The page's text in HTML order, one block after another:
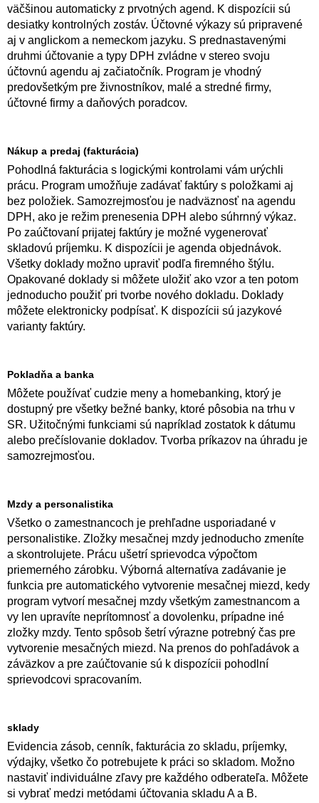
väčšinou automaticky z prvotných agend. K dispozícii sú
desiatky kontrolných zostáv. Účtovné výkazy sú pripravené
aj v anglickom a nemeckom jazyku. S prednastavenými
druhmi účtovanie a typy DPH zvládne v stereo svoju
účtovnú agendu aj začiatočník. Program je vhodný
predovšetkým pre živnostníkov, malé a stredné firmy,
účtovné firmy a daňových poradcov.
Nákup a predaj (fakturácia)
Pohodlná fakturácia s logickými kontrolami vám urýchli
prácu. Program umožňuje zadávať faktúry s položkami aj
bez položiek. Samozrejmosťou je nadväznosť na agendu
DPH, ako je režim prenesenia DPH alebo súhrnný výkaz.
Po zaúčtovaní prijatej faktúry je možné vygenerovať
skladovú príjemku. K dispozícii je agenda objednávok.
Všetky doklady možno upraviť podľa firemného štýlu.
Opakované doklady si môžete uložiť ako vzor a ten potom
jednoducho použiť pri tvorbe nového dokladu. Doklady
môžete elektronicky podpísať. K dispozícii sú jazykové
varianty faktúry.
Pokladňa a banka
Môžete používať cudzie meny a homebanking, ktorý je
dostupný pre všetky bežné banky, ktoré pôsobia na trhu v
SR. Užitočnými funkciami sú napríklad zostatok k dátumu
alebo prečíslovanie dokladov. Tvorba príkazov na úhradu je
samozrejmosťou.
Mzdy a personalistika
Všetko o zamestnancoch je prehľadne usporiadané v
personalistike. Zložky mesačnej mzdy jednoducho zmeníte
a skontrolujete. Prácu ušetrí sprievodca výpočtom
priemerného zárobku. Výborná alternatíva zadávanie je
funkcia pre automatického vytvorenie mesačnej miezd, kedy
program vytvorí mesačnej mzdy všetkým zamestnancom a
vy len upravíte neprítomnosť a dovolenku, prípadne iné
zložky mzdy. Tento spôsob šetrí výrazne potrebný čas pre
vytvorenie mesačných miezd. Na prenos do pohľadávok a
záväzkov a pre zaúčtovanie sú k dispozícii pohodlní
sprievodcovi spracovaním.
sklady
Evidencia zásob, cenník, fakturácia zo skladu, príjemky,
výdajky, všetko čo potrebujete k práci so skladom. Možno
nastaviť individuálne zľavy pre každého odberateľa. Môžete
si vybrať medzi metódami účtovania skladu A a B.